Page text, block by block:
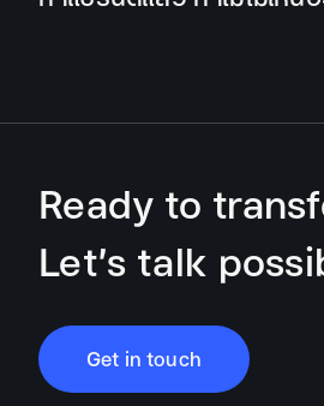
Ready to
Let’s talk
Get in touch